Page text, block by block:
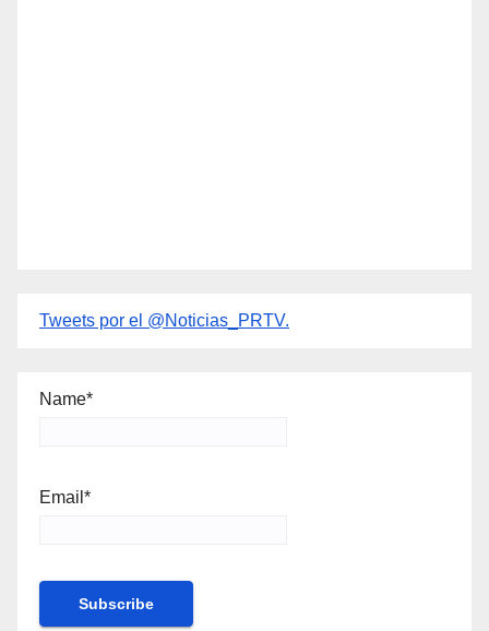
Tweets por el @Noticias_PRTV.
Name*
Email*